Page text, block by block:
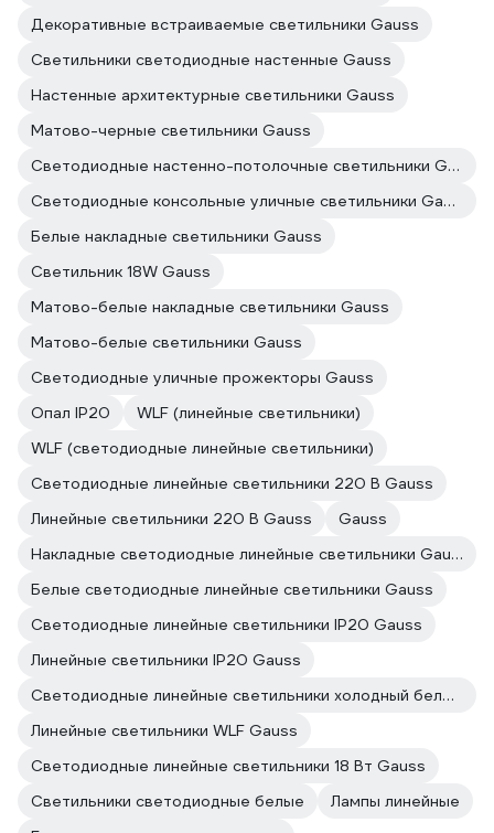
Декоративные встраиваемые светильники Gauss
Светильники светодиодные настенные Gauss
Настенные архитектурные светильники Gauss
Матово-черные светильники Gauss
Светодиодные настенно-потолочные светильники Gauss
Светодиодные консольные уличные светильники Gauss
Белые накладные светильники Gauss
Светильник 18W Gauss
Матово-белые накладные светильники Gauss
Матово-белые светильники Gauss
Светодиодные уличные прожекторы Gauss
Опал IP20
WLF (линейные светильники)
WLF (светодиодные линейные светильники)
Светодиодные линейные светильники 220 В Gauss
Линейные светильники 220 В Gauss
Gauss
Накладные светодиодные линейные светильники Gauss
Белые светодиодные линейные светильники Gauss
Светодиодные линейные светильники IP20 Gauss
Линейные светильники IP20 Gauss
Светодиодные линейные светильники холодный белый свет (более 5000 к) Gauss
Линейные светильники WLF Gauss
Светодиодные линейные светильники 18 Вт Gauss
Светильники светодиодные белые
Лампы линейные